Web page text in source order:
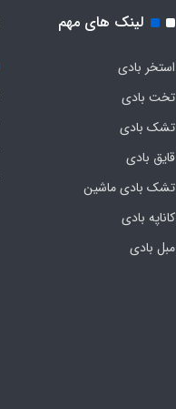
لینک های مهم
استخر بادی
تخت بادی
تشک بادی
قایق بادی
تشک بادی ماشین
کاناپه بادی
مبل بادی